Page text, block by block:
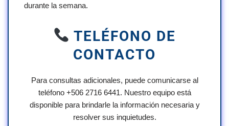
durante la semana.
TELÉFONO DE
CONTACTO
Para consultas adicionales, puede comunicarse al
teléfono +506 2716 6441. Nuestro equipo está
disponible para brindarle la información necesaria y
resolver sus inquietudes.